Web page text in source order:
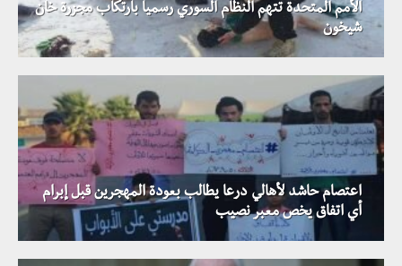
الأمم المتحدة تتهم النظام السوري رسميا بارتكاب مجزرة خان
شيخون
اعتصام حاشد لأهالي درعا يطالب بعودة المهجرين قبل إبرام
أي اتفاق يخص معبر نصيب